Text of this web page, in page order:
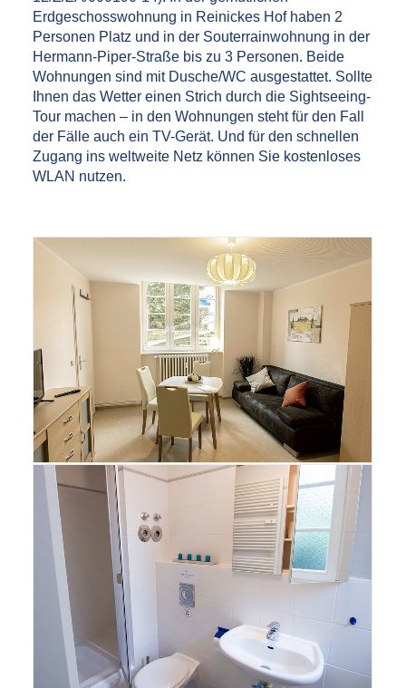
Erdgeschosswohnung in Reinickes Hof haben 2
Personen Platz und in der Souterrainwohnung in der
Hermann-Piper-Straße bis zu 3 Personen. Beide
Wohnungen sind mit Dusche/WC ausgestattet. Sollte
Ihnen das Wetter einen Strich durch die Sightseeing-
Tour machen – in den Wohnungen steht für den Fall
der Fälle auch ein TV-Gerät. Und für den schnellen
Zugang ins weltweite Netz können Sie kostenloses
WLAN nutzen.